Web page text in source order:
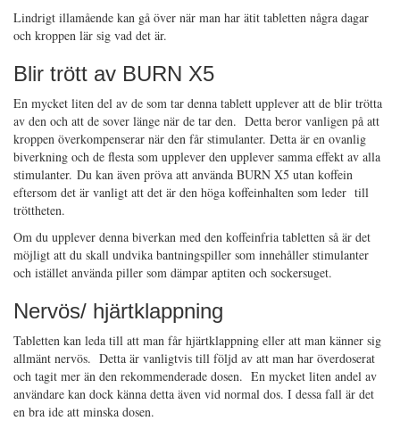
Lindrigt illamående kan gå över när man har ätit tabletten några dagar
och kroppen lär sig vad det är.
Blir trött av BURN X5
En mycket liten del av de som tar denna tablett upplever att de blir trötta
av den och att de sover länge när de tar den. Detta beror vanligen på att
kroppen överkompenserar när den får stimulanter. Detta är en ovanlig
biverkning och de flesta som upplever den upplever samma effekt av alla
stimulanter. Du kan även pröva att använda BURN X5 utan koffein
eftersom det är vanligt att det är den höga koffeinhalten som leder till
tröttheten.
Om du upplever denna biverkan med den koffeinfria tabletten så är det
möjligt att du skall undvika bantningspiller som innehåller stimulanter
och istället använda piller som dämpar aptiten och sockersuget.
Nervös/ hjärtklappning
Tabletten kan leda till att man får hjärtklappning eller att man känner sig
allmänt nervös. Detta är vanligtvis till följd av att man har överdoserat
och tagit mer än den rekommenderade dosen. En mycket liten andel av
användare kan dock känna detta även vid normal dos. I dessa fall är det
en bra ide att minska dosen.